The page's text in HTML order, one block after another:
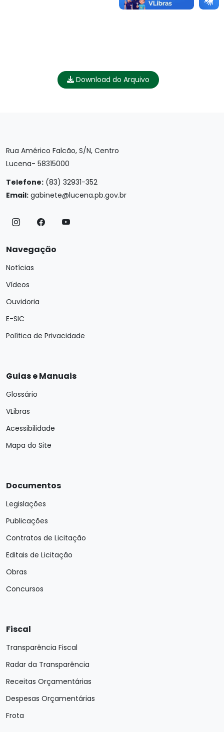
Download do Arquivo
Rua Américo Falcão, S/N, Centro
Lucena- 58315000
Telefone: (83) 32931-352
Email: gabinete@lucena.pb.gov.br
Navegação
Notícias
Vídeos
Ouvidoria
E-SIC
Política de Privacidade
Guias e Manuais
Glossário
VLibras
Acessibilidade
Mapa do Site
Documentos
Legislações
Publicações
Contratos de Licitação
Editais de Licitação
Obras
Concursos
Fiscal
Transparência Fiscal
Radar da Transparência
Receitas Orçamentárias
Despesas Orçamentárias
Frota